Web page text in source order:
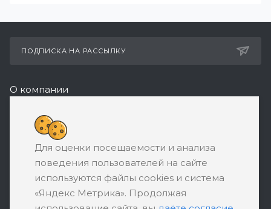
ПОДПИСКА НА РАССЫЛКУ
О компании
Реквизиты
8 (800) 550-08-77
ЗАКАЗАТЬ ЗВОНОК
support@ratingbankrotstva.ru
111398, Москва, ул. Плеханова, д. 30,
Для оценки посещаемости и анализа
поведения пользователей на сайте
используются файлы cookies и система
«Яндекс Метрика». Продолжая